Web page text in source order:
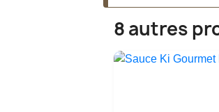
8 autres